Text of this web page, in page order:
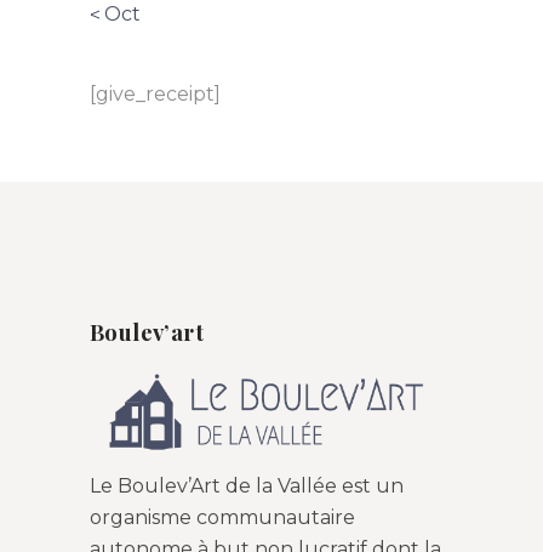
« Oct
[give_receipt]
Boulev’art
Le Boulev’Art de la Vallée est un
organisme communautaire